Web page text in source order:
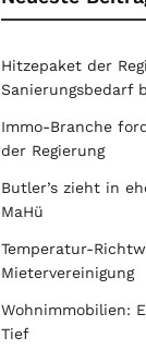
Hitzepaket der
Sanierungsbedarf
Immo-Branche
der Regierung
Butler’s zieht in
MaHü
Temperatur-
Mietervereinigung
Wohnimmobilien:
Tief